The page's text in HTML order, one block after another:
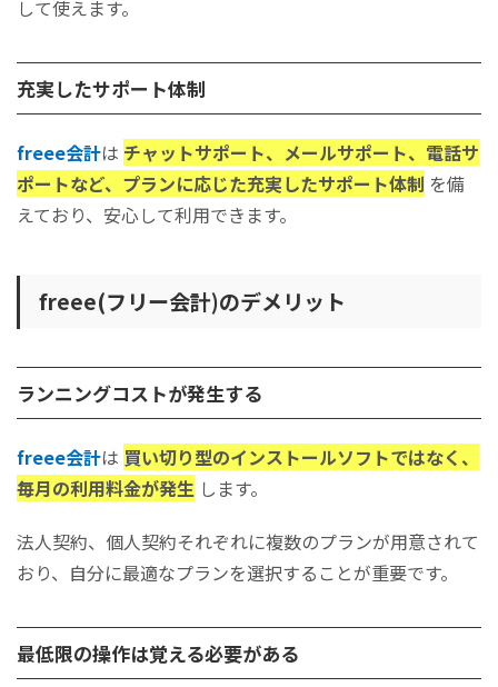
して使えます。
充実したサポート体制
freee会計は チャットサポート、メールサポート、電話サ
ポートなど、プランに応じた充実したサポート体制 を備
えており、安心して利用できます。
freee(フリー会計)のデメリット
ランニングコストが発生する
freee会計は 買い切り型のインストールソフトではなく、
毎月の利用料金が発生 します。
法人契約、個人契約それぞれに複数のプランが用意されて
おり、自分に最適なプランを選択することが重要です。
最低限の操作は覚える必要がある